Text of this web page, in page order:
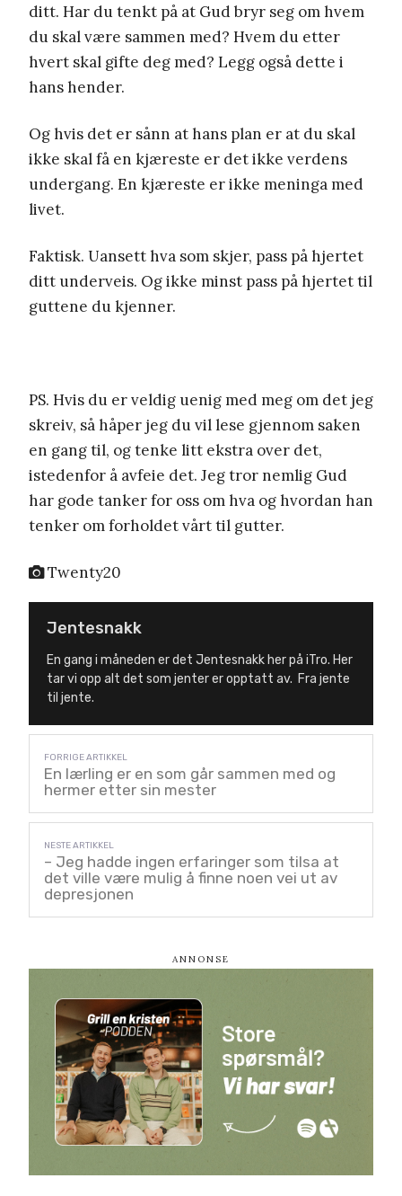
ditt. Har du tenkt på at Gud bryr seg om hvem
du skal være sammen med? Hvem du etter
hvert skal gifte deg med? Legg også dette i
hans hender.
Og hvis det er sånn at hans plan er at du skal
ikke skal få en kjæreste er det ikke verdens
undergang. En kjæreste er ikke meninga med
livet.
Faktisk. Uansett hva som skjer, pass på hjertet
ditt underveis. Og ikke minst pass på hjertet til
guttene du kjenner.
PS. Hvis du er veldig uenig med meg om det jeg
skreiv, så håper jeg du vil lese gjennom saken
en gang til, og tenke litt ekstra over det,
istedenfor å avfeie det. Jeg tror nemlig Gud
har gode tanker for oss om hva og hvordan han
tenker om forholdet vårt til gutter.
Twenty20
Jentesnakk
En gang i måneden er det Jentesnakk her på iTro. Her
tar vi opp alt det som jenter er opptatt av. Fra jente
til jente.
En lærling er en som går sammen med og
hermer etter sin mester
– Jeg hadde ingen erfaringer som tilsa at
det ville være mulig å finne noen vei ut av
depresjonen